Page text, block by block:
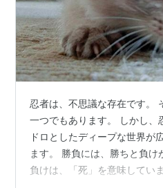
忍者は、不思議な存在です。
一つでもあります。 しかし、
ドロとしたディープな世界が
ます。 勝負には、勝ちと負
負けは、「死」を意味してい